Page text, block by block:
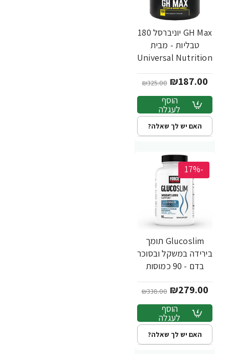
GH Max יוניברסל 180
טבליות - מבית
Universal Nutrition
₪187.00
₪325.00
הוסף
לעגלה
האם יש לך שאלה?
-17%
Glucoslim תומך
בירידה במשקל ובסוכר
בדם - 90 כמוסות
Factor
₪279.00
₪338.00
הוסף
לעגלה
האם יש לך שאלה?